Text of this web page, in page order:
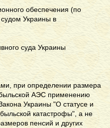
обеспечения (по
Украины в
суда Украины
при определении размера
АЭС применению
Украины "О статусе и
катастрофы", а не
пенсий и других